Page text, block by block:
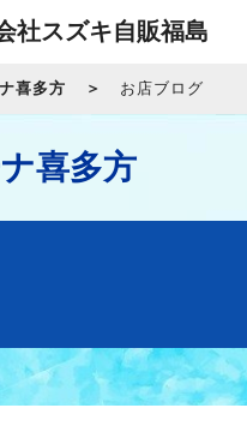
社スズキ自販福島
喜多方 お店ブログ
喜多方